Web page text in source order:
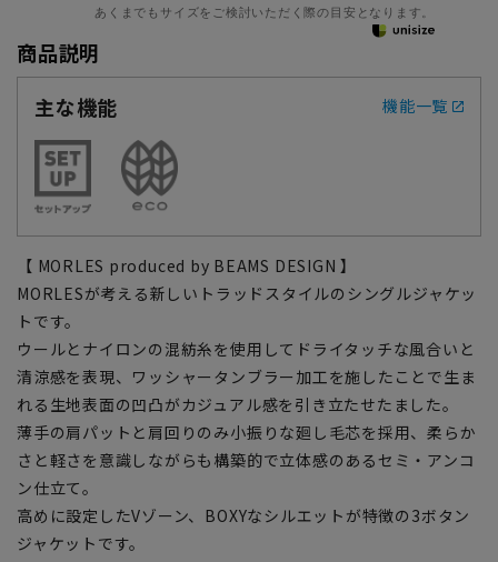
あくまでもサイズをご検討いただく際の目安となります。
商品説明
主な機能
機能一覧
【 MORLES produced by BEAMS DESIGN 】
MORLESが考える新しいトラッドスタイルのシングルジャケッ
トです。
ウールとナイロンの混紡糸を使用してドライタッチな風合いと
清涼感を表現、ワッシャータンブラー加工を施したことで生ま
れる生地表面の凹凸がカジュアル感を引き立たせたました。
薄手の肩パットと肩回りのみ小振りな廻し毛芯を採用、柔らか
さと軽さを意識しながらも構築的で立体感のあるセミ・アンコ
ン仕立て。
高めに設定したVゾーン、BOXYなシルエットが特徴の3ボタン
ジャケットです。